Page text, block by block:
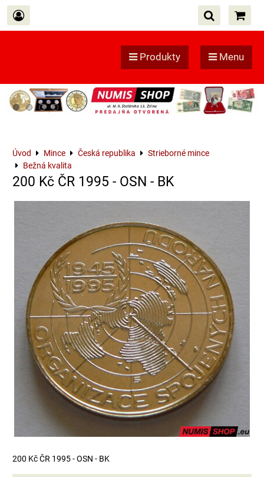
Produkty Menu
Úvod Mince Česká republika
Strieborné mince
Bežná kvalita
200 Kč ČR 1995 - OSN - BK
200 Kč ČR 1995 - OSN - BK